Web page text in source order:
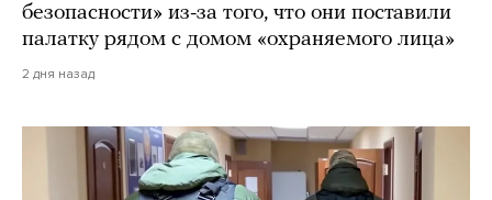
безопасности» из-за того, что они поставили
палатку рядом с домом «охраняемого лица»
2 дня назад